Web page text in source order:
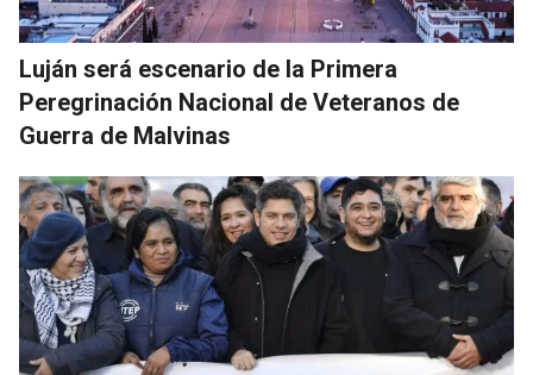
Luján será escenario de la Primera
Peregrinación Nacional de Veteranos de
Guerra de Malvinas